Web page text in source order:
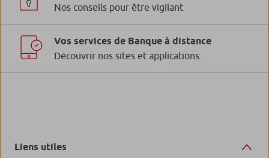
Nos conseils pour être vigilant
Vos services de Banque à distance
Découvrir nos sites et applications
Liens utiles